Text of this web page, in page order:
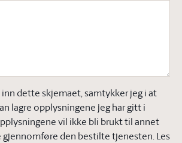
inn dette skjemaet, samtykker jeg i at
lagre opplysningene jeg har gitt i
vil ikke bli brukt til annet
gjennomføre den bestilte tjenesten. Les